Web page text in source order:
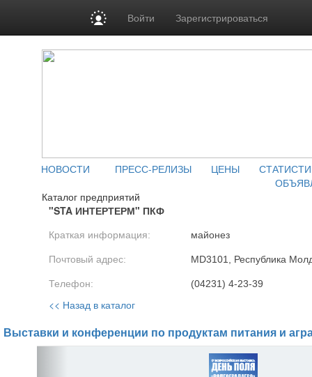
Войти Зарегистрироваться
НОВОСТИ ПРЕСС-РЕЛИЗЫ ЦЕНЫ
Каталог предприятий
"STA ИНТЕРТЕРМ" ПКФ
Краткая информация: майонез
Почтовый адрес: MD3101, Республика
Телефон: (04231) 4-23-39
<< Назад в каталог
Выставки и конференции по продуктам питания и